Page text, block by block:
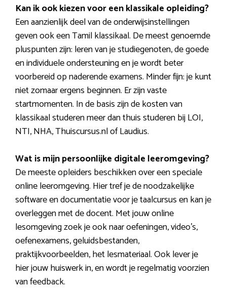
Kan ik ook kiezen voor een klassikale opleiding?
Een aanzienlijk deel van de onderwijsinstellingen
geven ook een Tamil klassikaal. De meest genoemde
pluspunten zijn: leren van je studiegenoten, de goede
en individuele ondersteuning en je wordt beter
voorbereid op naderende examens. Minder fijn: je kunt
niet zomaar ergens beginnen. Er zijn vaste
startmomenten. In de basis zijn de kosten van
klassikaal studeren meer dan thuis studeren bij LOI,
NTI, NHA, Thuiscursus.nl of Laudius.
Wat is mijn persoonlijke digitale leeromgeving?
De meeste opleiders beschikken over een speciale
online leeromgeving. Hier tref je de noodzakelijke
software en documentatie voor je taalcursus en kan je
overleggen met de docent. Met jouw online
lesomgeving zoek je ook naar oefeningen, video’s,
oefenexamens, geluidsbestanden,
praktijkvoorbeelden, het lesmateriaal. Ook lever je
hier jouw huiswerk in, en wordt je regelmatig voorzien
van feedback.